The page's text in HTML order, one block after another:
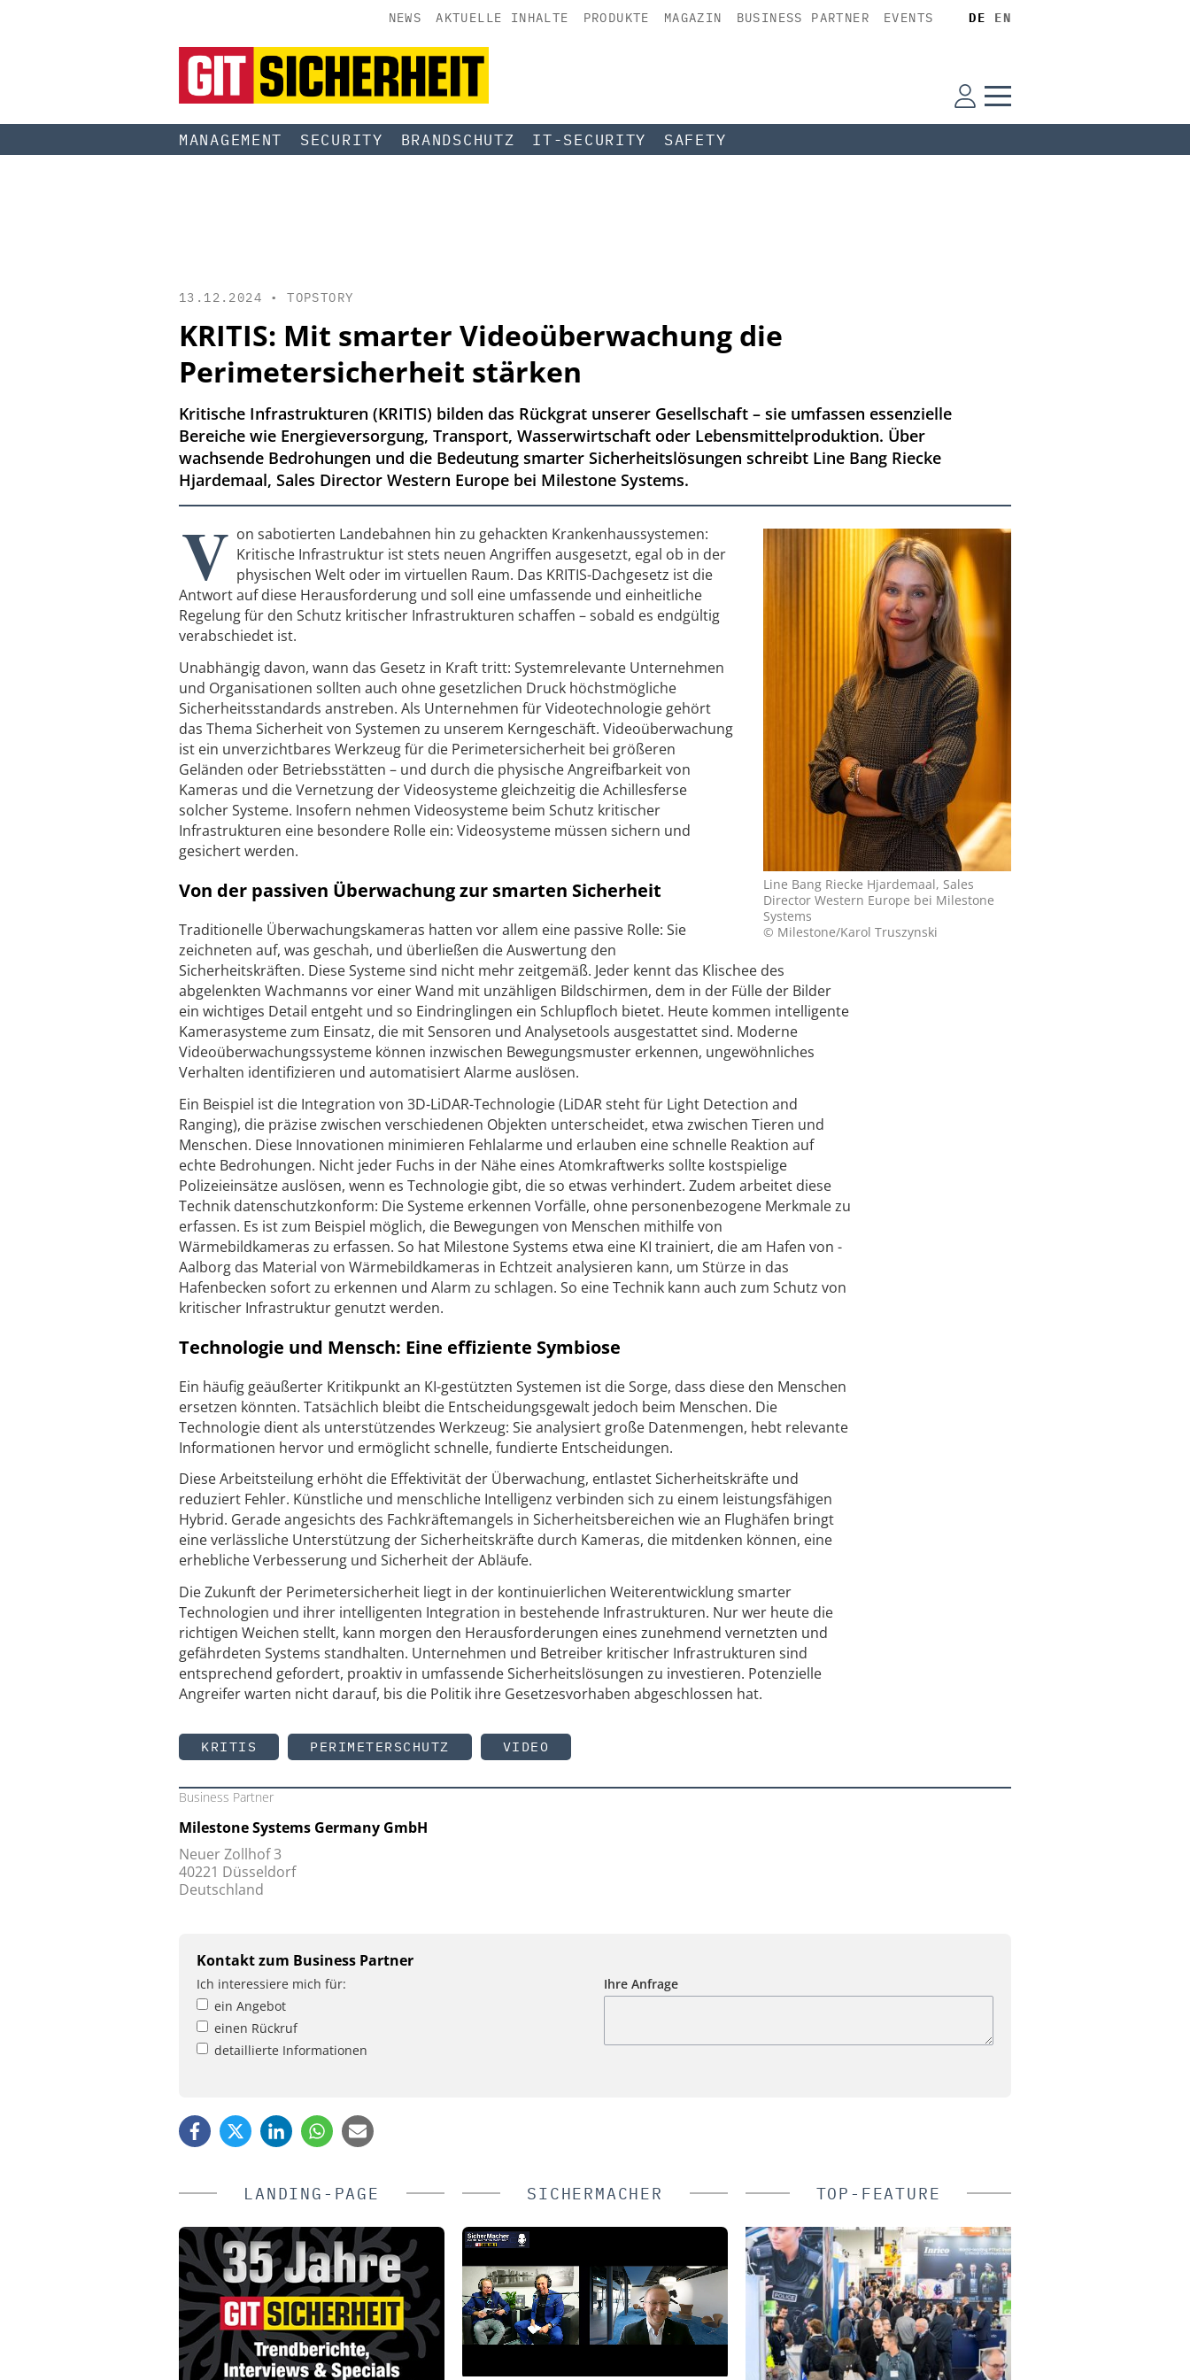
NEWS AKTUELLE INHALTE PRODUKTE MAGAZIN BUSINESS PARTNER EVENTS DE EN
MANAGEMENT SECURITY BRANDSCHUTZ IT-SECURITY SAFETY
13.12.2024 •TOPSTORY
KRITIS: Mit smarter Videoüberwachung die
Perimetersicherheit stärken
Kritische Infrastrukturen (KRITIS) bilden das Rückgrat unserer Gesellschaft – sie umfassen essenzielle
Bereiche wie Energieversorgung, Transport, Wasserwirtschaft oder Lebens­mittelproduktion. Über
wachsende Bedrohungen und die Bedeutung smarter Sicherheitslösungen schreibt Line Bang Riecke
Hjardemaal, Sales Director Western Europe bei Milestone Systems.
Line Bang Riecke Hjardemaal, Sales
Director Western Europe bei Milestone
Systems
© Milestone/Karol Truszynski
V on sabotierten Landebahnen hin zu gehackten Krankenhaussystemen:
Kritische Infrastruktur ist stets neuen Angriffen ausgesetzt, egal ob in der
physischen Welt oder im virtuellen Raum. Das KRITIS-Dachgesetz ist die
Antwort auf diese Herausforderung und soll eine umfassende und einheitliche
Regelung für den Schutz kritischer Infrastrukturen schaffen – sobald es endgültig
verabschiedet ist.
Unabhängig davon, wann das Gesetz in Kraft tritt: Systemrelevante Unternehmen
und Organisationen sollten auch ohne gesetzlichen Druck höchstmögliche
Sicherheitsstandards anstreben. Als Unternehmen für Videotechnologie gehört
das Thema Sicherheit von Systemen zu unserem Kerngeschäft. Videoüberwachung
ist ein unverzichtbares Werkzeug für die Perimetersicherheit bei größeren
Geländen oder Betriebsstätten – und durch die physische Angreifbarkeit von
Kameras und die Vernetzung der Videosysteme gleichzeitig die Achillesferse
solcher Systeme. Insofern nehmen Videosysteme beim Schutz kritischer
Infrastrukturen eine besondere Rolle ein: Videosysteme müssen sichern und
gesichert werden.
Von der passiven Überwachung zur smarten Sicherheit
Traditionelle Überwachungskameras hatten vor allem eine passive Rolle: Sie
zeichneten auf, was geschah, und überließen die Auswertung den
Sicherheitskräften. Diese Systeme sind nicht mehr zeitgemäß. Jeder kennt das Klischee des
abgelenkten Wachmanns vor einer Wand mit unzähligen Bildschirmen, dem in der Fülle der Bilder
ein wichtiges Detail entgeht und so Eindringlingen ein Schlupfloch bietet. Heute kommen intelligente
Kamerasysteme zum Einsatz, die mit Sensoren und Analysetools ausgestattet sind. Moderne
Videoüberwachungssysteme können inzwischen Bewegungsmuster erkennen, ungewöhnliches
Verhalten identifizieren und automatisiert Alarme auslösen.
Ein Beispiel ist die Integration von 3D-LiDAR-Technologie (LiDAR steht für Light Detection and
Ranging), die präzise zwischen verschiedenen Objekten unterscheidet, etwa zwischen Tieren und
Menschen. Diese Innovationen minimieren Fehlalarme und erlauben eine schnelle Reaktion auf
echte Bedrohungen. Nicht jeder Fuchs in der Nähe eines Atomkraftwerks sollte kostspielige
Polizeieinsätze auslösen, wenn es Technologie gibt, die so etwas verhindert. Zudem arbeitet diese
Technik datenschutzkonform: Die Systeme erkennen Vorfälle, ohne personenbezogene Merkmale zu
erfassen. Es ist zum Beispiel möglich, die Bewegungen von Menschen mithilfe von
Wärmebildkameras zu erfassen. So hat Milestone Systems etwa eine KI trainiert, die am Hafen von ­
Aalborg das Material von Wärmebildkameras in Echtzeit analysieren kann, um Stürze in das
Hafenbecken sofort zu erkennen und Alarm zu schlagen. So eine Technik kann auch zum Schutz von
kritischer Infrastruktur genutzt werden.
Technologie und Mensch: Eine effiziente Symbiose
Ein häufig geäußerter Kritikpunkt an KI-gestützten Systemen ist die Sorge, dass diese den Menschen
ersetzen könnten. Tatsächlich bleibt die Entscheidungsgewalt jedoch beim Menschen. Die
Technologie dient als unterstützendes Werkzeug: Sie analysiert große Datenmengen, hebt relevante
Informationen hervor und ermöglicht schnelle, fundierte Entscheidungen.
Diese Arbeitsteilung erhöht die Effektivität der Überwachung, entlastet Sicherheitskräfte und
reduziert Fehler. Künstliche und menschliche Intelligenz verbinden sich zu einem leistungsfähigen
Hybrid. Gerade angesichts des Fachkräftemangels in Sicherheitsbereichen wie an Flughäfen bringt
eine verlässliche Unterstützung der Sicherheitskräfte durch Kameras, die mitdenken können, eine
erhebliche Verbesserung und Sicherheit der Abläufe.
Die Zukunft der Perimetersicherheit liegt in der kontinuierlichen Weiterentwicklung smarter
Technologien und ihrer intelligenten Integration in bestehende Infrastrukturen. Nur wer heute die
richtigen Weichen stellt, kann morgen den Herausforderungen eines zunehmend vernetzten und
gefährdeten Systems standhalten. Unternehmen und Betreiber kritischer Infrastrukturen sind
entsprechend gefordert, proaktiv in umfassende Sicherheitslösungen zu investieren. Potenzielle
Angreifer warten nicht darauf, bis die Politik ihre Gesetzesvorhaben abgeschlossen hat.
KRITIS PERIMETERSCHUTZ VIDEO
Business Partner
Milestone Systems Germany GmbH
Neuer Zollhof 3
40221 Düsseldorf
Deutschland
Kontakt zum Business Partner
Ich interessiere mich für:
ein Angebot
einen Rückruf
detaillierte Informationen
Ihre Anfrage
LANDING-PAGE SICHERMACHER TOP-FEATURE